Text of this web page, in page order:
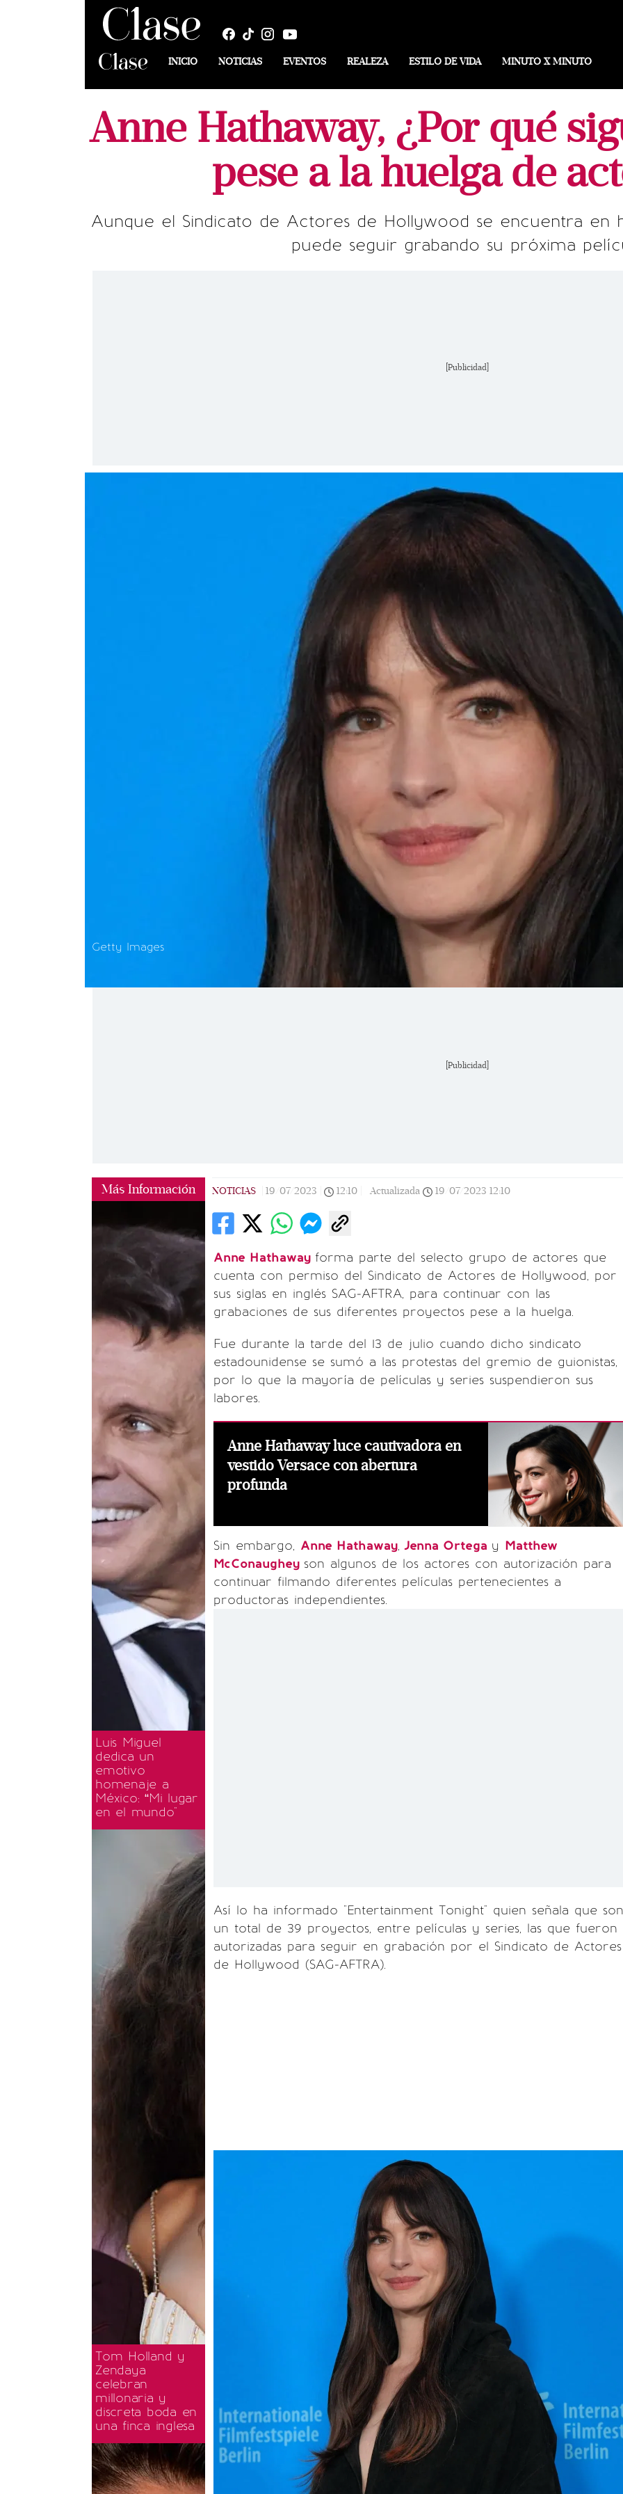
INICIO NOTICIAS EVENTOS REALEZA ESTILO DE VIDA MINUTO X MINUTO
Anne Hathaway, ¿Por qué
pese a la huelga de
Aunque el Sindicato de Actores de Hollywood se encuentra en
puede seguir grabando su próxima
[Publicidad]
Getty Images
[Publicidad]
Más Información
Luis Miguel
dedica un
emotivo
homenaje a
México: “Mi lugar
en el mundo"
Tom Holland y
Zendaya
celebran
millonaria y
discreta boda en
una finca inglesa
NOTICIAS 19/07/2023 12:10 Actualizada 19/07/2023 12:10
Anne Hathaway forma parte del selecto grupo de actores que
cuenta con permiso del Sindicato de Actores de Hollywood, por
sus siglas en inglés SAG-AFTRA, para continuar con las
grabaciones de sus diferentes proyectos pese a la huelga.
Fue durante la tarde del 13 de julio cuando dicho sindicato
estadounidense se sumó a las protestas del gremio de guionistas,
por lo que la mayoría de películas y series suspendieron sus
labores.
Anne Hathaway luce cautivadora en
vestido Versace con abertura
profunda
Sin embargo, Anne Hathaway, Jenna Ortega y Matthew
McConaughey son algunos de los actores con autorización para
continuar filmando diferentes películas pertenecientes a
productoras independientes.
Así lo ha informado "Entertainment Tonight" quien señala que son
un total de 39 proyectos, entre películas y series, las que fueron
autorizadas para seguir en grabación por el Sindicato de Actores
de Hollywood (SAG-AFTRA).